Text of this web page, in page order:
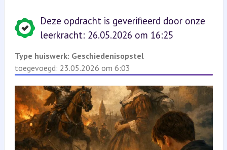
Deze opdracht is geverifieerd door onze
leerkracht: 26.05.2026 om 16:25
Type huiswerk: Geschiedenisopstel
toegevoegd: 23.05.2026 om 6:03